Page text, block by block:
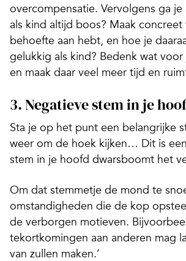
overcompensatie. Vervolgens ga
als kind altijd boos? Maak
behoefte aan hebt, en hoe je
gelukkig als kind? Bedenk wat
en maak daar veel meer tijd en
3. Negatieve stem in je
Sta je op het punt een belangrijke
weer om de hoek kijken… Dit is
stem in je hoofd dwarsboomt het
Om dat stemmetje de mond te
omstandigheden die de kop
de verborgen motieven.
tekortkomingen aan anderen mag
van zullen maken.’